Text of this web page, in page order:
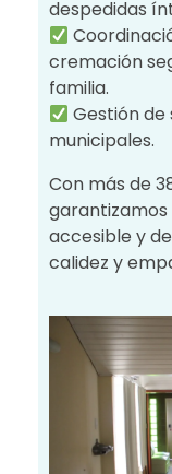
despedidas
cremación
familia.
Gestión de
municipales.
Con más de
accesible y
calidez y